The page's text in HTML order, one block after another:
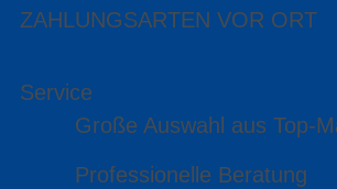
ZAHLUNGSARTEN VOR ORT
Service
Große Auswahl aus Top-
Professionelle Beratung